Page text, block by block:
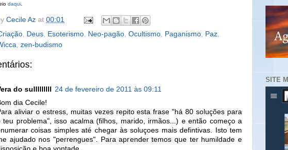
daqui
Cecile Az at 00:01
Deus Esoterismo Neo-pagão Ocultismo Paganismo Paz
zen-budismo
do sulllllllll
24 de fevereiro de 2011 às 09:11
dia Cecile!
aliviar o estress, muitas vezes repito esta frase "há 80 soluções para
teu problema", isso acalma (filhos, marido, irmãos...) e então começo a
coisas simples até chegar às soluçoes mais defintivas. Isto tem
ajudado nos "perrengues". Para aprender temos que ter humildade e
SITE